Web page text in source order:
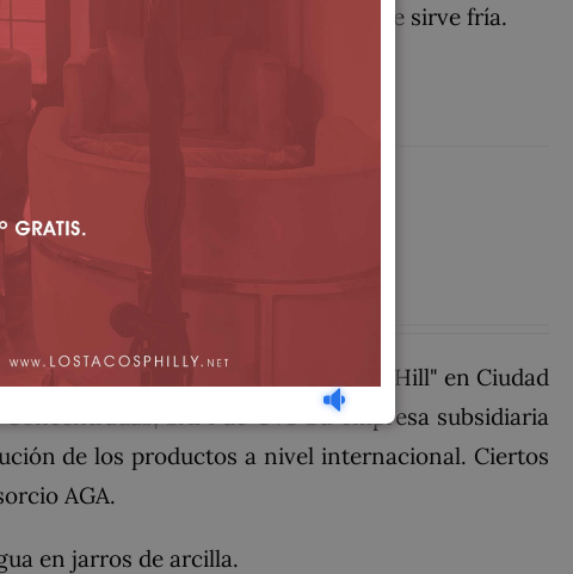
de ron en Jamaica) y removiendo. Se sirve fría.
por Francisco Hill Avalos "El Güero Hill" en Ciudad
SAPI de CV3​ Su empresa subsidiaria
de los productos a nivel internacional. Ciertos
AGA.
en jarros de arcilla.